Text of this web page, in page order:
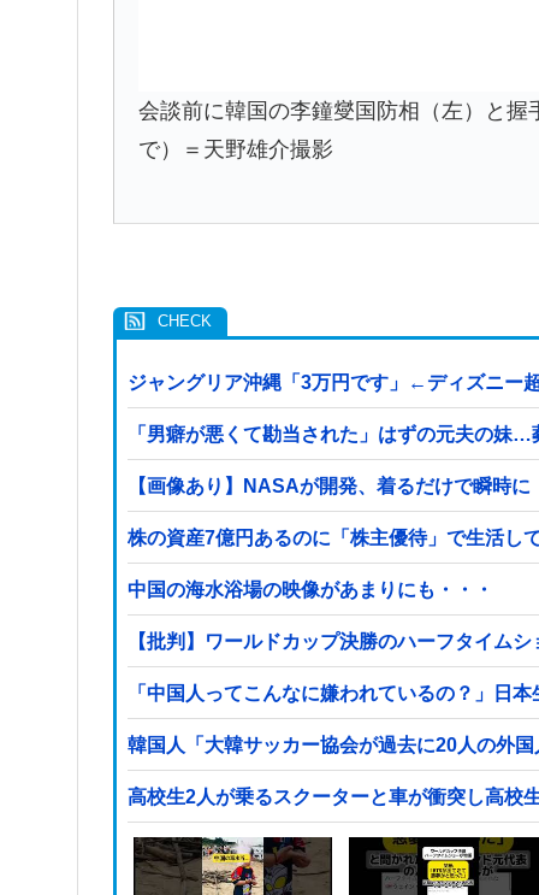
会談前に韓国の李鐘燮国防相（左）と
で）＝天野雄介撮影
ジャングリア沖縄「3万円です」←ディズニー
「男癖が悪くて勘当された」はずの元夫の妹
【画像あり】NASAが開発、着るだけで瞬時
株の資産7億円あるのに「株主優待」で生活し
中国の海水浴場の映像があまりにも・・・
【批判】ワールドカップ決勝のハーフタイム
「中国人ってこんなに嫌われているの？」日
韓国人「大韓サッカー協会が過去に20人の外
高校生2人が乗るスクーターと車が衝突し高校